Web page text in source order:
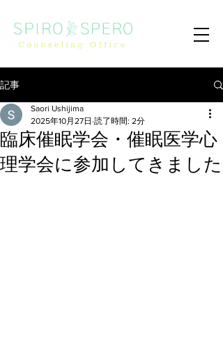
記事
臨床催眠学会・催眠医学心
理学会に参加してきました
Saori Ushijima
2025年10月27日 読了時間: 2分